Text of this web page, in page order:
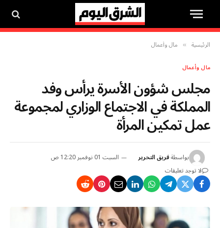
الرئيسية » مال وأعمال
مال وأعمال
مجلس شؤون الأسرة يرأس وفد
المملكة في الاجتماع الوزاري لمجموعة
عمل تمكين المرأة
بواسطةفريق التحرير
السبت 01 نوفمبر 12:20 ص
لا توجد تعليقات